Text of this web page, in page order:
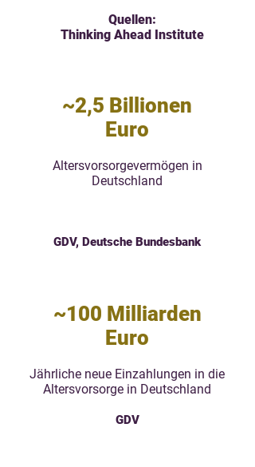
Quellen:​
Thinking Ahead Institute
~2,5 Billionen
Euro
Altersvorsorgevermögen in
Deutschland
GDV, Deutsche Bundesbank
~100 Milliarden
Euro
Jährliche neue Einzahlungen in die
Altersvorsorge in Deutschland
GDV